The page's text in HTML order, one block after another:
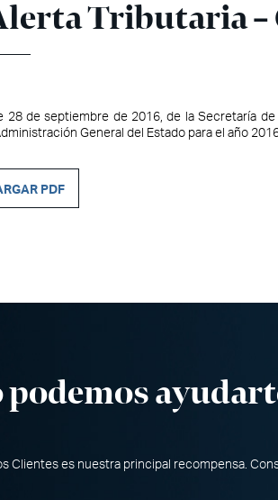
Tributaria –
28 de septiembre de 2016, de la Secretaría
General del Estado para el año
PDF
podemos
Clientes es nuestra principal recompensa.